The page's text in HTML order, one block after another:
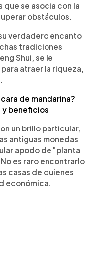
que se asocia con la
obstáculos.
verdadero encanto
tradiciones
Shui, se le
atraer la riqueza,
de mandarina?
y beneficios
un brillo particular,
antiguas monedas
apodo de "planta
es raro encontrarlo
casas de quienes
económica.